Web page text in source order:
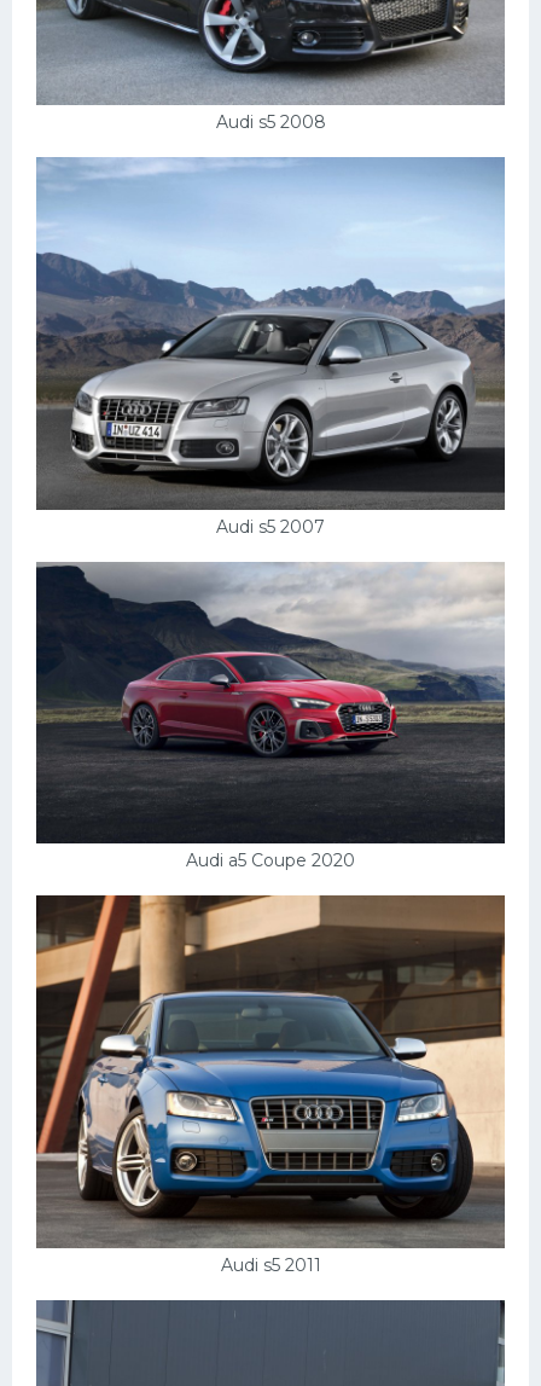
Audi s5 2008
Audi s5 2007
Audi a5 Coupe 2020
Audi s5 2011
Черри
Джили
Хавал
Кавасаки
Фиат
Ситроен
Субару
Опель
Подводные лодки
Митсубиси
Танки
Крайслер
Самолеты
Корабли
Комплектующие
Тойота
Лодки
Шкода
Вертолеты
Мазда
Самокаты
Велосипеды
Рено
Прогулочные суда
Хендай
Камаз
Автобусы